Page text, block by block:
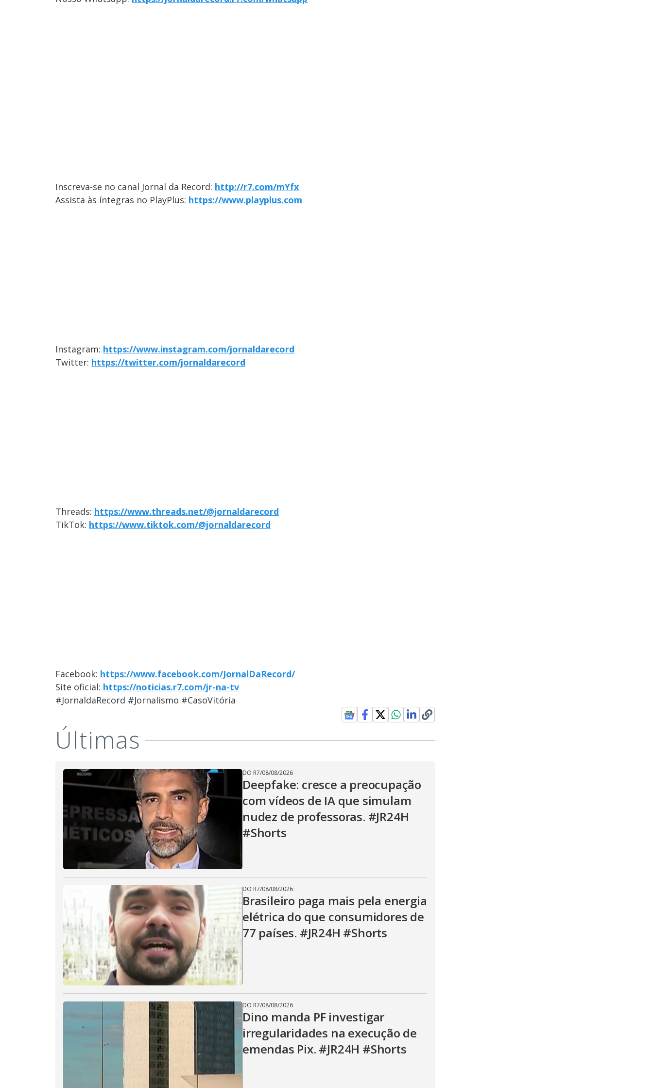
Inscreva-se no canal Jornal da Record: http://r7.com/mYfx
Assista às íntegras no PlayPlus: https://www.playplus.com
Instagram: https://www.instagram.com/jornaldarecord
Twitter: https://twitter.com/jornaldarecord
Threads: https://www.threads.net/@jornaldarecord
TikTok: https://www.tiktok.com/@jornaldarecord
Facebook: https://www.facebook.com/JornalDaRecord/
Site oficial: https://noticias.r7.com/jr-na-tv
#JornaldaRecord #Jornalismo #CasoVitória
Últimas
DO R7/08/08/2026
Deepfake: cresce a preocupação
com vídeos de IA que simulam
nudez de professoras. #JR24H
#Shorts
DO R7/08/08/2026
Brasileiro paga mais pela energia
elétrica do que consumidores de
77 países. #JR24H #Shorts
DO R7/08/08/2026
Dino manda PF investigar
irregularidades na execução de
emendas Pix. #JR24H #Shorts